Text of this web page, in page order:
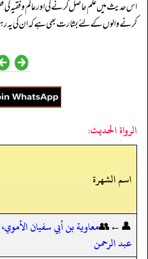
اس حدیث میں علم حاصل کرنے کی اور عالم و فقیہ
کرنے والوں کے لئے بشارت بھی ہے کہ ان کی یہ
الرواة الحديث:
اسم الشهرة
👤←👥معاوية بن أبي سفيان الأموي،
عبد الرحمن